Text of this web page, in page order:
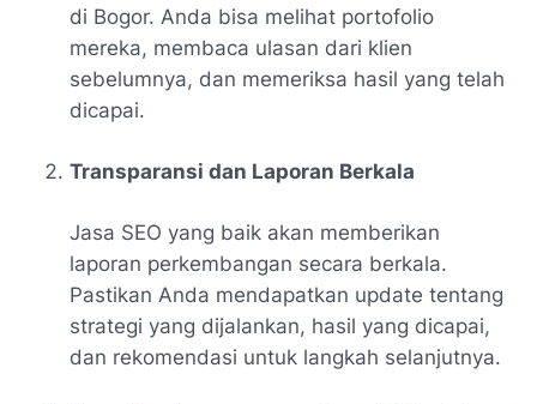
di Bogor. Anda bisa melihat portofolio
mereka, membaca ulasan dari klien
sebelumnya, dan memeriksa hasil yang telah
dicapai.
Transparansi dan Laporan Berkala
Jasa SEO yang baik akan memberikan
laporan perkembangan secara berkala.
Pastikan Anda mendapatkan update tentang
strategi yang dijalankan, hasil yang dicapai,
dan rekomendasi untuk langkah selanjutnya.